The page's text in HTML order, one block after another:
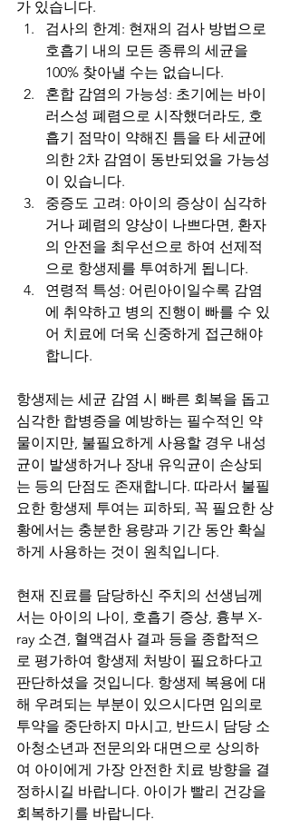
가 있습니다.
검사의 한계: 현재의 검사 방법으로
호흡기 내의 모든 종류의 세균을
100% 찾아낼 수는 없습니다.
혼합 감염의 가능성: 초기에는 바이
러스성 폐렴으로 시작했더라도, 호
흡기 점막이 약해진 틈을 타 세균에
의한 2차 감염이 동반되었을 가능성
이 있습니다.
중증도 고려: 아이의 증상이 심각하
거나 폐렴의 양상이 나쁘다면, 환자
의 안전을 최우선으로 하여 선제적
으로 항생제를 투여하게 됩니다.
연령적 특성: 어린아이일수록 감염
에 취약하고 병의 진행이 빠를 수 있
어 치료에 더욱 신중하게 접근해야
합니다.
항생제는 세균 감염 시 빠른 회복을 돕고
심각한 합병증을 예방하는 필수적인 약
물이지만, 불필요하게 사용할 경우 내성
균이 발생하거나 장내 유익균이 손상되
는 등의 단점도 존재합니다. 따라서 불필
요한 항생제 투여는 피하되, 꼭 필요한 상
황에서는 충분한 용량과 기간 동안 확실
하게 사용하는 것이 원칙입니다.
현재 진료를 담당하신 주치의 선생님께
서는 아이의 나이, 호흡기 증상, 흉부 X-
ray 소견, 혈액검사 결과 등을 종합적으
로 평가하여 항생제 처방이 필요하다고
판단하셨을 것입니다. 항생제 복용에 대
해 우려되는 부분이 있으시다면 임의로
투약을 중단하지 마시고, 반드시 담당 소
아청소년과 전문의와 대면으로 상의하
여 아이에게 가장 안전한 치료 방향을 결
정하시길 바랍니다. 아이가 빨리 건강을
회복하기를 바랍니다.